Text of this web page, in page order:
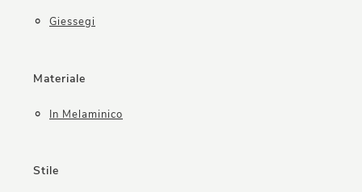
Giessegi
Materiale
In Melaminico
Stile